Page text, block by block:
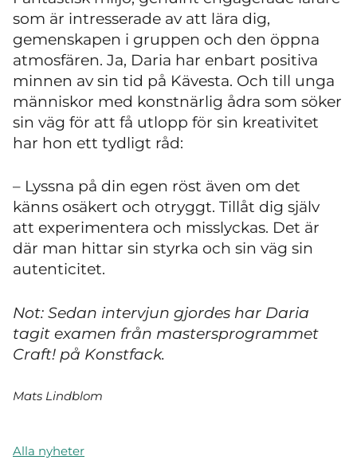
som är intresserade av att lära dig,
gemenskapen i gruppen och den öppna
atmosfären. Ja, Daria har enbart positiva
minnen av sin tid på Kävesta. Och till unga
människor med konstnärlig ådra som söker
sin väg för att få utlopp för sin kreativitet
har hon ett tydligt råd:
– Lyssna på din egen röst även om det
känns osäkert och otryggt. Tillåt dig själv
att experimentera och misslyckas. Det är
där man hittar sin styrka och sin väg sin
autenticitet.
Not: Sedan intervjun gjordes har Daria
tagit examen från mastersprogrammet
Craft! på Konstfack.
Mats Lindblom
Alla nyheter